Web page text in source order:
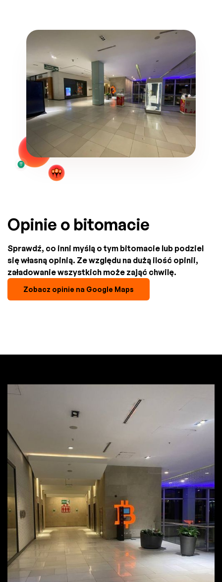
Opinie o bitomacie
Sprawdź, co inni myślą o tym bitomacie lub podziel
się własną opinią. Ze względu na dużą ilość opinii,
załadowanie wszystkich może zająć chwilę.
Zobacz opinie na Google Maps